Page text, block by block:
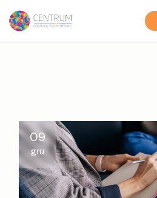
the
content
09
gru